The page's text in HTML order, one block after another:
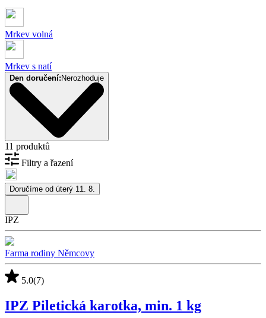
Mrkev volná
Mrkev s natí
Den doručení: Nerozhoduje
11 produktů
Filtry a řazení
Doručíme od úterý 11. 8.
IPZ
Farma rodiny Němcovy
5.0(7)
IPZ Piletická karotka, min. 1 kg